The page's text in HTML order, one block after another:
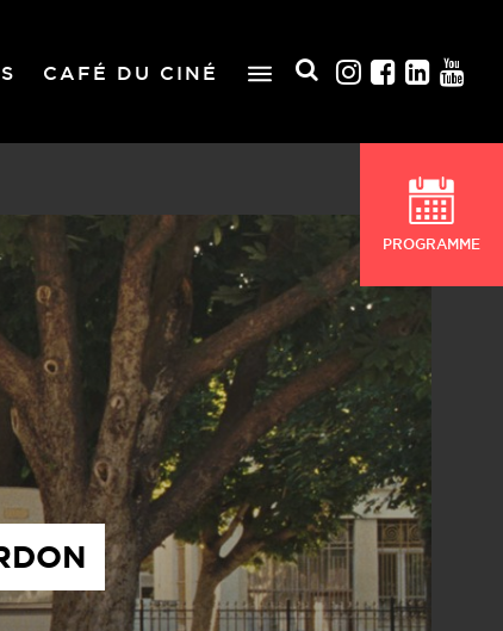
CAFÉ DU CINÉ
PROGRAMME